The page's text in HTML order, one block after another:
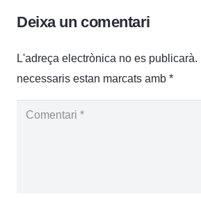
Deixa un comentari
L'adreça electrònica no es publicarà.
necessaris estan marcats amb *